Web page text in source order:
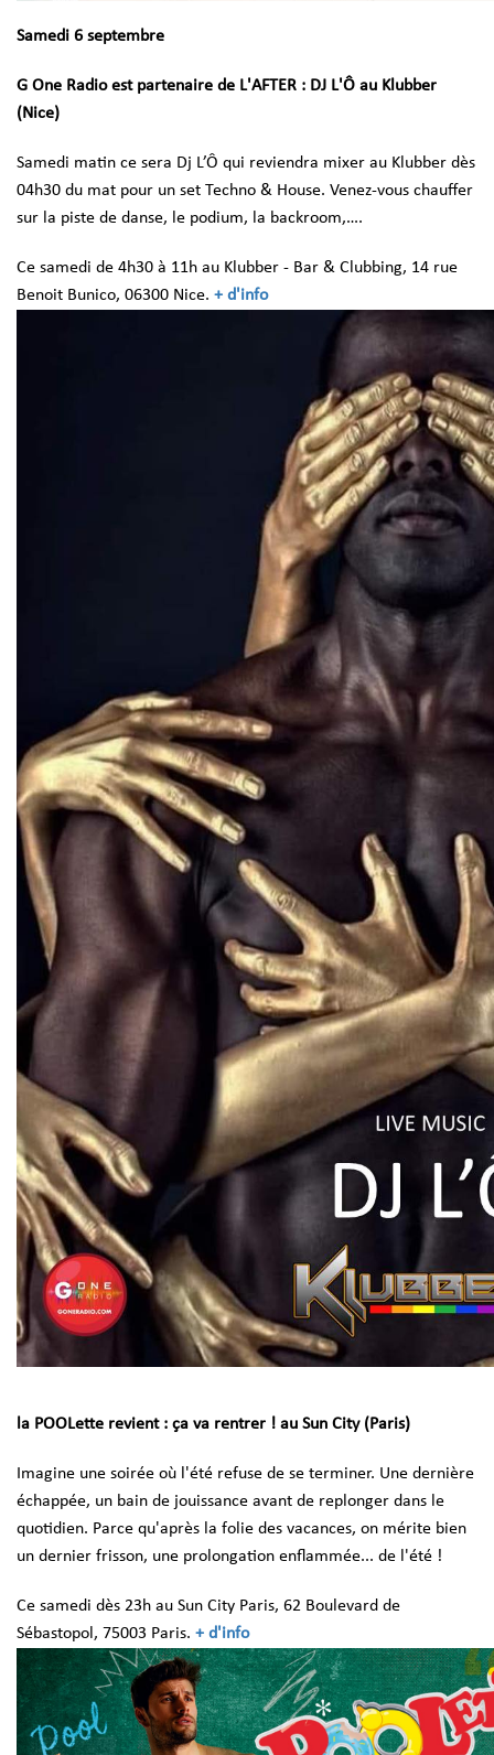
Samedi 6 septembre
G One Radio est partenaire de L'AFTER : DJ L'Ô au Klubber
(Nice)
Samedi matin ce sera Dj L’Ô qui reviendra mixer au Klubber dès
04h30 du mat pour un set Techno & House. Venez-vous chauffer
sur la piste de danse, le podium, la backroom,….
Ce samedi de 4h30 à 11h au Klubber - Bar & Clubbing, 14 rue
Benoit Bunico, 06300 Nice. + d'info
la POOLette revient : ça va rentrer ! au Sun City (Paris)
Imagine une soirée où l'été refuse de se terminer. Une dernière
échappée, un bain de jouissance avant de replonger dans le
quotidien. Parce qu'après la folie des vacances, on mérite bien
un dernier frisson, une prolongation enflammée... de l'été !
Ce samedi dès 23h au Sun City Paris, 62 Boulevard de
Sébastopol, 75003 Paris. + d'info